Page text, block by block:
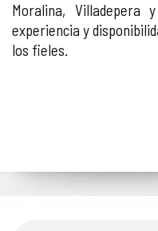
Moralina, Villadepera
experiencia y
los fieles.